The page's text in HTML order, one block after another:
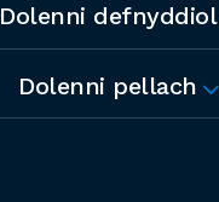
Dolenni defnyddiol
Dolenni pellach